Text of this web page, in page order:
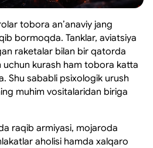
tobora anʼanaviy jang
bormoqda. Tanklar, aviatsiya
raketalar bilan bir qatorda
uchun kurash ham tobora katta
Shu sababli psixologik urush
muhim vositalaridan biriga
raqib armiyasi, mojaroda
aholisi hamda xalqaro